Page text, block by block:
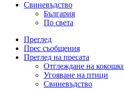
Свиневъдство
България
По света
Преглед
Прес съобщения
Преглед на пресата
Отглеждане на
Угояване на птици
Свиневъдство